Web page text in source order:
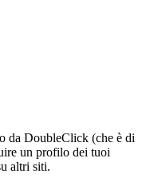
da DoubleClick (che è di
un profilo dei tuoi
altri siti.